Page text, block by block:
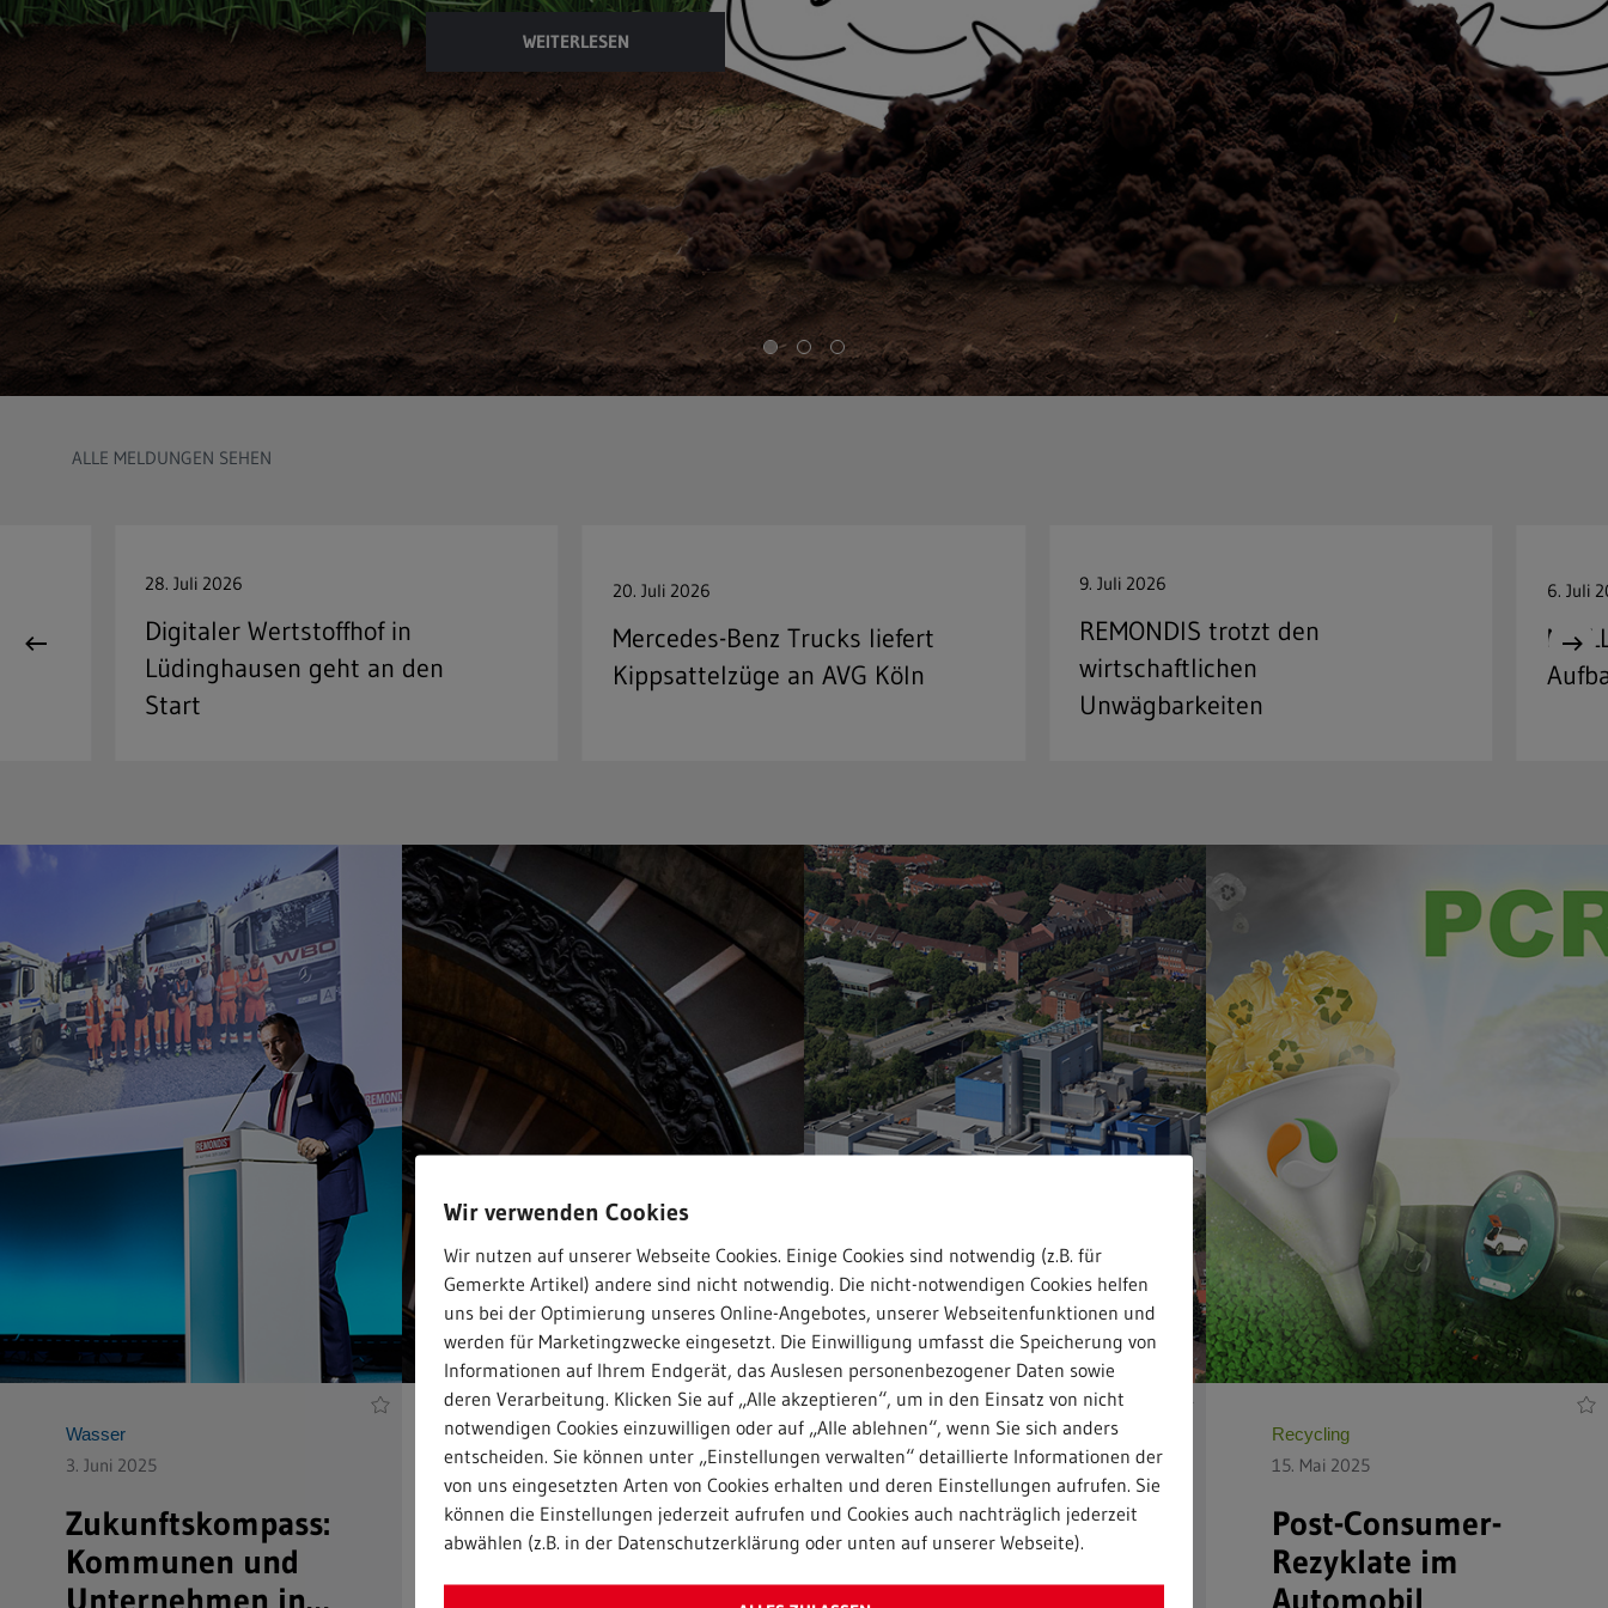
Freitext-Suche
WEITERLESEN
ALLE MELDUNGEN SEHEN
28. Juli 2026
Digitaler Wertstoffhof in
Lüdinghausen geht an den
Start
20. Juli 2026
Mercedes-Benz Trucks liefert
Kippsattelzüge an AVG Köln
9. Juli 2026
REMONDIS trotzt den
wirtschaftlichen
Unwägbarkeiten
6. Juli
Wasser
3. Juni 2025
Zukunftskompass:
Kommunen und
Unternehmen in
Menschen & Verantwortung
23. Mai 2025
In Memoriam:
„Über die Sorge
Public Services
22. Mai 2025
50 Jahre sicher
und nachhaltig für
Kiel
Recycling
15. Mai 2025
Post-Consumer-
Rezyklate im
Automobil
Wir verwenden Cookies
Wir nutzen auf unserer Webseite Cookies. Einige Cookies sind notwendig (z.B. für
Gemerkte Artikel) andere sind nicht notwendig. Die nicht-notwendigen Cookies helfen
uns bei der Optimierung unseres Online-Angebotes, unserer Webseitenfunktionen und
werden für Marketingzwecke eingesetzt. Die Einwilligung umfasst die Speicherung von
Informationen auf Ihrem Endgerät, das Auslesen personenbezogener Daten sowie
deren Verarbeitung. Klicken Sie auf „Alle akzeptieren“, um in den Einsatz von nicht
notwendigen Cookies einzuwilligen oder auf „Alle ablehnen“, wenn Sie sich anders
entscheiden. Sie können unter „Einstellungen verwalten“ detaillierte Informationen der
von uns eingesetzten Arten von Cookies erhalten und deren Einstellungen aufrufen. Sie
können die Einstellungen jederzeit aufrufen und Cookies auch nachträglich jederzeit
abwählen (z.B. in der Datenschutzerklärung oder unten auf unserer Webseite).